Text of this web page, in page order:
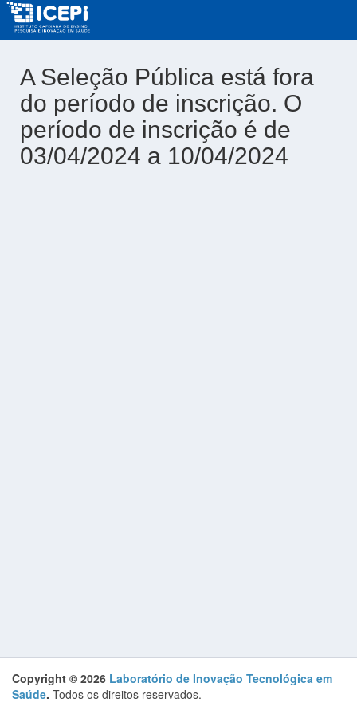
A Seleção Pública está fora
do período de inscrição. O
período de inscrição é de
03/04/2024 a 10/04/2024
Copyright © 2026 Laboratório de Inovação Tecnológica em
Saúde. Todos os direitos reservados.